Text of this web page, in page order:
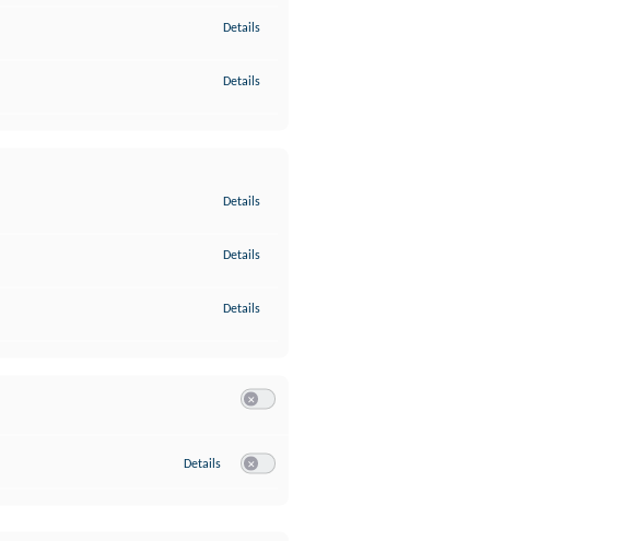
Details
Details
Details
Details
Details
Details zu Google Analytics